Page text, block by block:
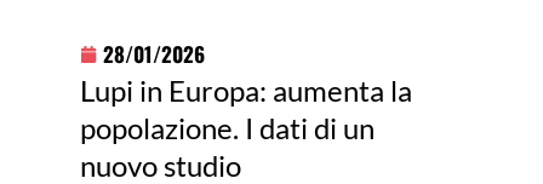
28/01/2026
Lupi in Europa: aumenta la
popolazione. I dati di un
nuovo studio